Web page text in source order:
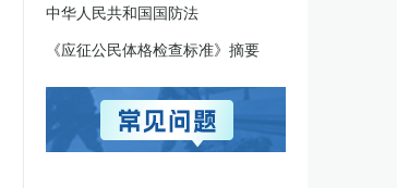
中华人民共和国国防法
《应征公民体格检查标准》摘要